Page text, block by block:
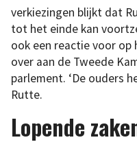
verkiezingen blijkt dat
tot het einde kan
ook een reactie voor
over aan de Tweede
parlement. ‘De ouders
Rutte.
Lopende